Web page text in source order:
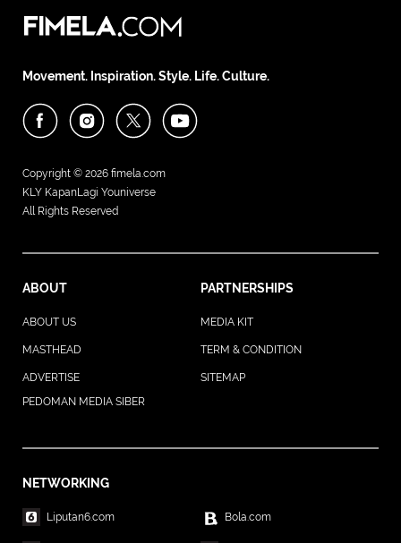
Movement. Inspiration. Style. Life. Culture.
Copyright © 2026 fimela.com
KLY KapanLagi Youniverse
All Rights Reserved
ABOUT PARTNERSHIPS
ABOUT US MEDIA KIT
MASTHEAD TERM & CONDITION
ADVERTISE
SITEMAP
PEDOMAN MEDIA SIBER
NETWORKING
Liputan6.com Bola.com